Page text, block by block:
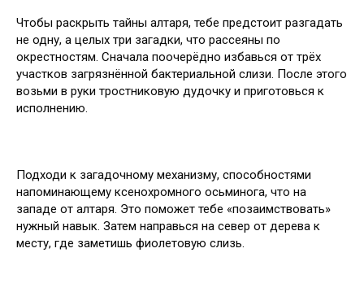
Чтобы раскрыть тайны алтаря, тебе предстоит разгадать
не одну, а целых три загадки, что рассеяны по
окрестностям. Сначала поочерёдно избавься от трёх
участков загрязнённой бактериальной слизи. После этого
возьми в руки тростниковую дудочку и приготовься к
исполнению.
Подходи к загадочному механизму, способностями
напоминающему ксенохромного осьминога, что на
западе от алтаря. Это поможет тебе «позаимствовать»
нужный навык. Затем направься на север от дерева к
месту, где заметишь фиолетовую слизь.